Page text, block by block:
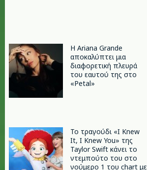
Η Ariana Grande
αποκαλύπτει μια
διαφορετική πλευρά
του εαυτού της στο
«Petal»
Το τραγούδι «I Knew
It, I Knew You» της
Taylor Swift κάνει το
ντεμπούτο του στο
νούμερο 1 του chart με